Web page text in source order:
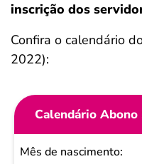
inscrição dos
Confira o calendário
2022):
Calendário Abono
Mês de